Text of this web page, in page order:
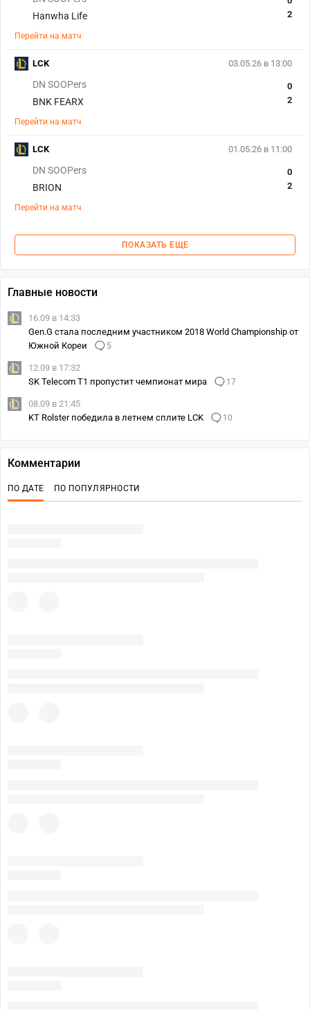
Hanwha Life
2
Перейти на матч
03.05.26 в 13:00
DN SOOPers
BNK FEARX
0
2
Перейти на матч
LCK
01.05.26 в 11:00
DN SOOPers
BRION
0
2
Перейти на матч
LCK
ПОКАЗАТЬ ЕЩЕ
Главные новости
16.09 в 14:33
Gen.G стала последним участником 2018 World Championship от
Южной Кореи
5
12.09 в 17:32
SK Telecom T1 пропустит чемпионат мира
17
08.09 в 21:45
KT Rolster победила в летнем сплите LCK
10
Комментарии
ПО ДАТЕ ПО ПОПУЛЯРНОСТИ